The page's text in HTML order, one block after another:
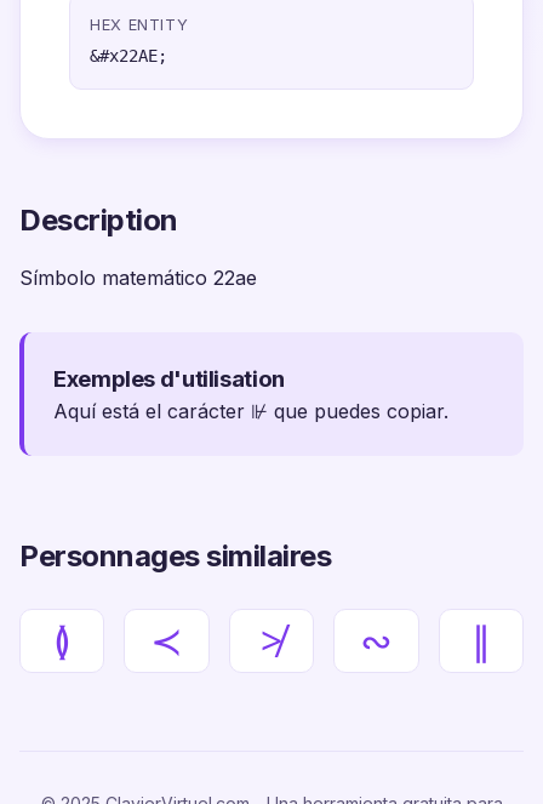
HEX ENTITY
&#x22AE;
Description
Símbolo matemático 22ae
Exemples d'utilisation
Aquí está el carácter ⊮ que puedes copiar.
Personnages similaires
≬ ≺ ≯ ∾ ∥